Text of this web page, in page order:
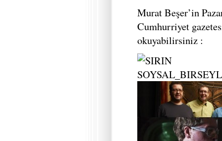
Murat Beşer’in
Cumhurriyet
okuyabilirsiniz :